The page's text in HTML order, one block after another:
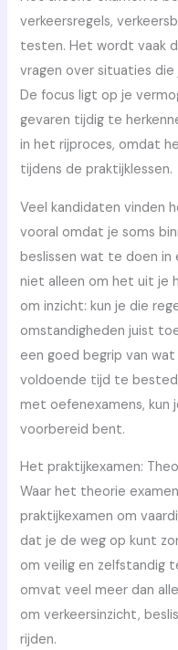
verkeersregels,
testen. Het wordt vaak
vragen over situaties
De focus ligt op je
gevaren tijdig te
in het rijproces, omdat
tijdens de praktijklessen.
Veel kandidaten vinden
vooral omdat je soms
beslissen wat te doen
niet alleen om het uit je
om inzicht: kun je die
omstandigheden juist
een goed begrip van
voldoende tijd te
met oefenexamens, kun
voorbereid bent.
Het praktijkexamen:
Waar het theorie
praktijkexamen om
dat je de weg op kunt
om veilig en zelfstandig
omvat veel meer dan
om verkeersinzicht,
rijden.